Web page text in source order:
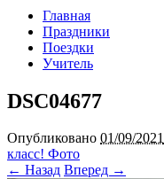
Главная
Праздники
Поездки
Учитель
DSC04677
Опубликовано 01/09/2021
класс! Фото
← Назад Вперед →